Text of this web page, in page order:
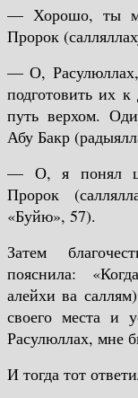
— Хорошо, ты
Пророк
— О,
подготовить их
путь верхом.
Абу Бакр
— О, я понял
Пророк
«Буйю», 57).
Затем
пояснила:
алейхи ва
своего места и
Расулюллах, мне
И тогда тот